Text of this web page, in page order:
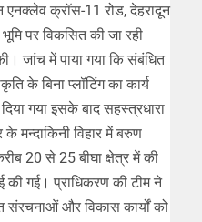
एनक्लेव क्रॉस-11 रोड, देहरादून
भूमि पर विकसित की जा रही
जांच में पाया गया कि संबंधित
के बिना प्लॉटिंग का कार्य
गया इसके बाद सहस्त्रधारा
के मन्दाकिनी विहार में बरुण
20 से 25 बीघा क्षेत्र में की
की गई। प्राधिकरण की टीम ने
संरचनाओं और विकास कार्यों को